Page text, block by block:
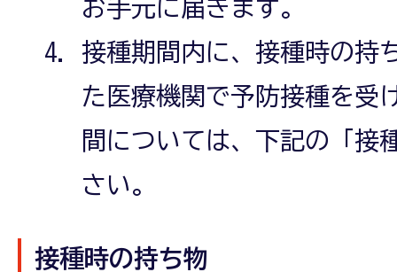
お手元に届きます。
接種期間内に、接種時の持
た医療機関で予防接種を受
間については、下記の「接
さい。
接種時の持ち物